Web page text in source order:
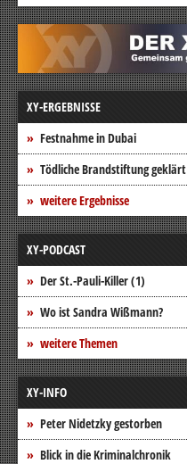
XY-ERGEBNISSE
Festnahme in Dubai
Tödliche Brandstiftung geklärt
weitere Ergebnisse
XY-PODCAST
Der St.-Pauli-Killer (1)
Wo ist Sandra Wißmann?
weitere Themen
XY-INFO
Peter Nidetzky gestorben
Blick in die Kriminalchronik